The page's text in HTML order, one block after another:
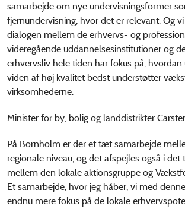
samarbejde om nye undervisningsformer
fjernundervisning, hvor det er relevant. Og vi
dialogen mellem de erhvervs- og
videregående uddannelsesinstitutioner og
erhvervsliv hele tiden har fokus på,
viden af høj kvalitet bedst understøtter
virksomhederne.
Minister for by, bolig og landdistrikter
På Bornholm er der et tæt samarbejde
regionale niveau, og det afspejles også i
mellem den lokale aktionsgruppe og
Et samarbejde, hvor jeg håber, vi med
endnu mere fokus på de lokale